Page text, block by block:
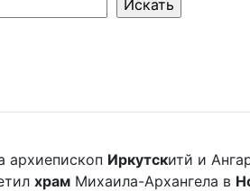
архиепископ Иркутскитй и
храм Михаила-Архангела в